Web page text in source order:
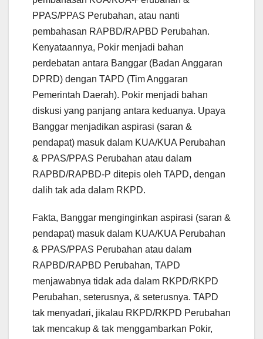
PPAS/PPAS Perubahan, atau nanti
pembahasan RAPBD/RAPBD Perubahan.
Kenyataannya, Pokir menjadi bahan
perdebatan antara Banggar (Badan Anggaran
DPRD) dengan TAPD (Tim Anggaran
Pemerintah Daerah). Pokir menjadi bahan
diskusi yang panjang antara keduanya. Upaya
Banggar menjadikan aspirasi (saran &
pendapat) masuk dalam KUA/KUA Perubahan
& PPAS/PPAS Perubahan atau dalam
RAPBD/RAPBD-P ditepis oleh TAPD, dengan
dalih tak ada dalam RKPD.
Fakta, Banggar menginginkan aspirasi (saran &
pendapat) masuk dalam KUA/KUA Perubahan
& PPAS/PPAS Perubahan atau dalam
RAPBD/RAPBD Perubahan, TAPD
menjawabnya tidak ada dalam RKPD/RKPD
Perubahan, seterusnya, & seterusnya. TAPD
tak menyadari, jikalau RKPD/RKPD Perubahan
tak mencakup & tak menggambarkan Pokir,